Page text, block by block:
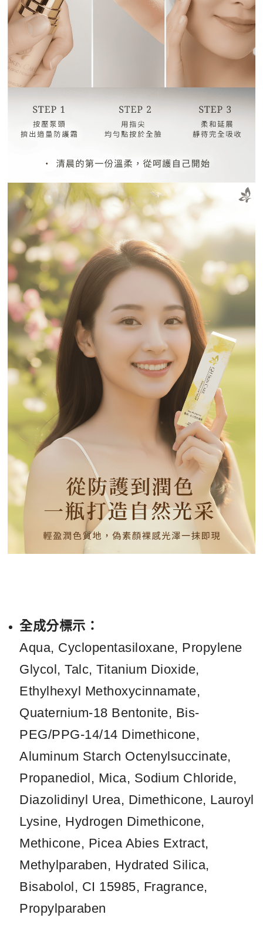
全成分標示：
Aqua, Cyclopentasiloxane, Propylene
Glycol, Talc, Titanium Dioxide,
Ethylhexyl Methoxycinnamate,
Quaternium-18 Bentonite, Bis-
PEG/PPG-14/14 Dimethicone,
Aluminum Starch Octenylsuccinate,
Propanediol, Mica, Sodium Chloride,
Diazolidinyl Urea, Dimethicone, Lauroyl
Lysine, Hydrogen Dimethicone,
Methicone, Picea Abies Extract,
Methylparaben, Hydrated Silica,
Bisabolol, CI 15985, Fragrance,
Propylparaben